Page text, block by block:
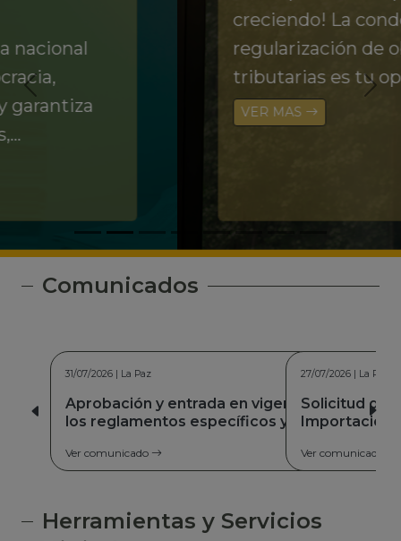
creciendo! La condonación y
regularización de obligaciones
tributarias es tu oportunidad de
empezar de cero.
VER MAS
Comunicados
27/07/2026 | La Paz
Solicitud de la Autorización de
Importación de Carburantes para
Ver comunicado
Herramientas y Servicios